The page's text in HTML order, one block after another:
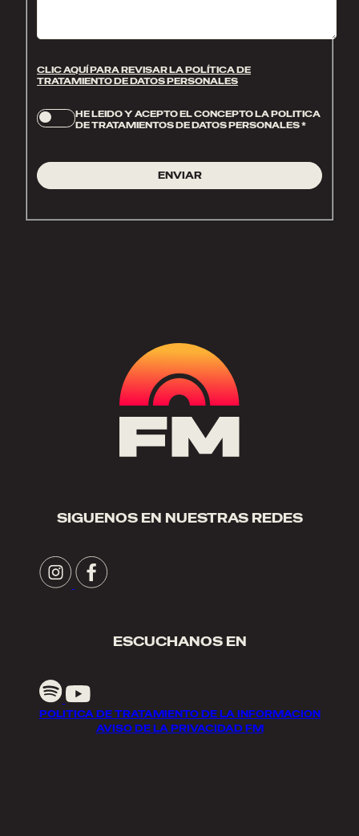
CLIC AQUÍ PARA REVISAR LA POLÍTICA DE
TRATAMIENTO DE DATOS PERSONALES
HE LEIDO Y ACEPTO EL CONCEPTO LA POLITICA
DE TRATAMIENTOS DE DATOS PERSONALES*
ENVIAR
SIGUENOS EN NUESTRAS REDES
ESCUCHANOS EN
POLITICA DE TRATAMIENTO DE LA INFORMACION
AVISO DE LA PRIVACIDAD FM